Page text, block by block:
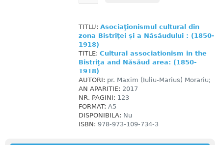
TITLU: Asociaţionismul cultural din
zona Bistriţei şi a Năsăudului : (1850-
1918)
TITLE: Cultural associationism in the
Bistriţa and Năsăud area: (1850-
1918)
AUTORI: pr. Maxim (Iuliu-Marius) Morariu;
AN APARITIE: 2017
NR. PAGINI: 123
FORMAT: A5
DISPONIBILA: Nu
ISBN: 978-973-109-734-3